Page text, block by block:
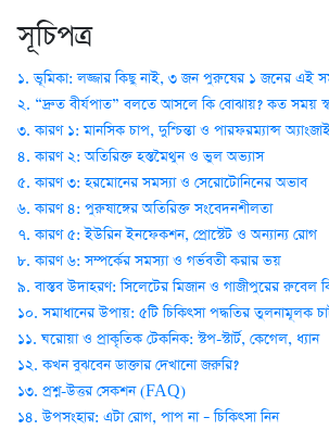
সূচিপত্র
১. ভূমিকা: লজ্জার কিছু নাই, ৩ জন পুরুষের ১ জনের এই
২. “দ্রুত বীর্যপাত” বলতে আসলে কি বোঝায়? কত সময়
৩. কারণ ১: মানসিক চাপ, দুশ্চিন্তা ও পারফরম্যান্স
৪. কারণ ২: অতিরিক্ত হস্তমৈথুন ও ভুল অভ্যাস
৫. কারণ ৩: হরমোনের সমস্যা ও সেরোটোনিনের অভাব
৬. কারণ ৪: পুরুষাঙ্গের অতিরিক্ত সংবেদনশীলতা
৭. কারণ ৫: ইউরিন ইনফেকশন, প্রোস্টেট ও অন্যান্য রোগ
৮. কারণ ৬: সম্পর্কের সমস্যা ও গর্ভবতী করার ভয়
৯. বাস্তব উদাহরণ: সিলেটের মিজান ও গাজীপুরের রুবেল
১০. সমাধানের উপায়: ৫টি চিকিৎসা পদ্ধতির তুলনামূলক
১১. ঘরোয়া ও প্রাকৃতিক টেকনিক: স্টপ-স্টার্ট, কেগেল, ধ্যান
১২. কখন বুঝবেন ডাক্তার দেখানো জরুরি?
১৩. প্রশ্ন-উত্তর সেকশন (FAQ)
১৪. উপসংহার: এটা রোগ, পাপ না – চিকিৎসা নিন